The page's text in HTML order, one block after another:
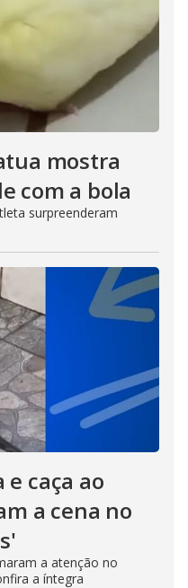
mostra
com a bola
surpreenderam
caça ao
a cena no
a atenção no
a íntegra